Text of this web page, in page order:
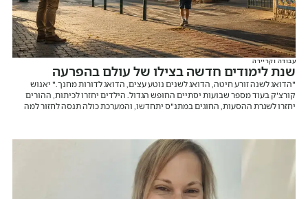
עבודה וקריירה
שנת לימודים חדשה בצילו של עולם בהפרעה
"הדואג לשנה זורע חיטה, הדואג לשנים נוטע עצים, הדואג לדורות מחנך." יאנוש
קורצ'ק בעוד מספר שבועות יסתיים החופש הגדול. הילדים יחזרו לכיתות, ההורים
יחזרו לשגרת ההסעות, החוגים במתנ"ס יתחדשו, והמערכת כולה תנסה לחזור למה